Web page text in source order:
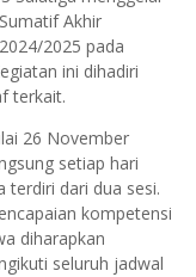
Akhir
2025 pada
ini dihadiri
terkait.
26 November
setiap hari
terdiri dari dua sesi.
kompetensi
diharapkan
seluruh jadwal